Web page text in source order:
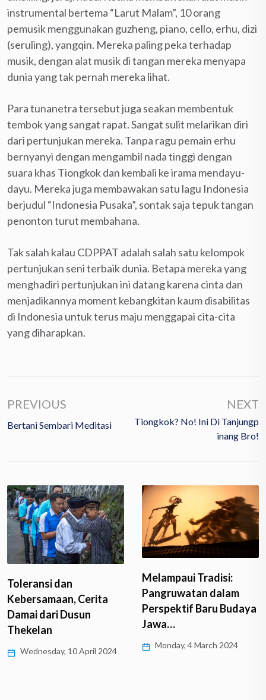
instrumental bertema “Larut Malam”, 10 orang
pemusik menggunakan guzheng, piano, cello, erhu, dizi
(seruling), yangqin. Mereka paling peka terhadap
musik, dengan alat musik di tangan mereka menyapa
dunia yang tak pernah mereka lihat.
Para tunanetra tersebut juga seakan membentuk
tembok yang sangat rapat. Sangat sulit melarikan diri
dari pertunjukan mereka. Tanpa ragu pemain erhu
bernyanyi dengan mengambil nada tinggi dengan
suara khas Tiongkok dan kembali ke irama mendayu-
dayu. Mereka juga membawakan satu lagu Indonesia
berjudul “Indonesia Pusaka”, sontak saja tepuk tangan
penonton turut membahana.
Tak salah kalau CDPPAT adalah salah satu kelompok
pertunjukan seni terbaik dunia. Betapa mereka yang
menghadiri pertunjukan ini datang karena cinta dan
menjadikannya moment kebangkitan kaum disabilitas
di Indonesia untuk terus maju menggapai cita-cita
yang diharapkan.
PREVIOUS
Bertani Sembari Meditasi
NEXT
Tiongkok? No! Ini Di Tanjungp
Inang Bro!
Toleransi dan
Kebersamaan, Cerita
Damai dari Dusun
Thekelan
Wednesday, 10 April 2024
Melampaui Tradisi:
Pangruwatan dalam
Perspektif Baru Budaya
Jawa…
Monday, 4 March 2024